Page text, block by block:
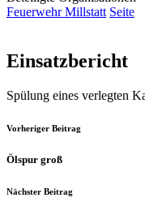
Feuerwehr Millstatt Seite
Einsatzbericht
Spülung eines verlegten
Vorheriger Beitrag
Ölspur groß
Nächster Beitrag